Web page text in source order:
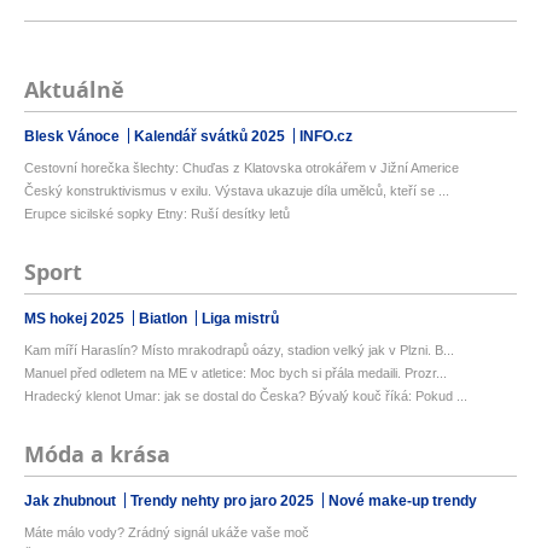
Aktuálně
Blesk Vánoce Kalendář svátků 2025 INFO.cz
Cestovní horečka šlechty: Chuďas z Klatovska otrokářem v Jižní Americe
Český konstruktivismus v exilu. Výstava ukazuje díla umělců, kteří se ...
Erupce sicilské sopky Etny: Ruší desítky letů
Sport
MS hokej 2025 Biatlon Liga mistrů
Kam míří Haraslín? Místo mrakodrapů oázy, stadion velký jak v Plzni. B...
Manuel před odletem na ME v atletice: Moc bych si přála medaili. Prozr...
Hradecký klenot Umar: jak se dostal do Česka? Bývalý kouč říká: Pokud ...
Móda a krása
Jak zhubnout Trendy nehty pro jaro 2025 Nové make-up trendy
Máte málo vody? Zrádný signál ukáže vaše moč